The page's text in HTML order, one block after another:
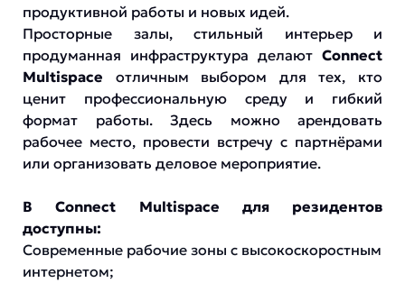
продуктивной работы и новых идей.
Просторные залы, стильный интерьер и
продуманная инфраструктура делают Connect
Multispace отличным выбором для тех, кто
ценит профессиональную среду и гибкий
формат работы. Здесь можно арендовать
рабочее место, провести встречу с партнёрами
или организовать деловое мероприятие.
В Connect Multispace для резидентов
доступны:
Современные рабочие зоны с высокоскоростным
интернетом;